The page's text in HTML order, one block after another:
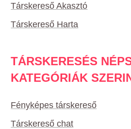
Társkereső Akasztó
Társkereső Harta
TÁRSKERESÉS
KATEGÓRIÁK
Fényképes társkereső
Társkereső chat